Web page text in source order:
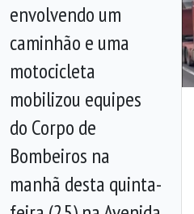
envolvendo um
caminhão e uma
motocicleta
mobilizou equipes
do Corpo de
Bombeiros na
manhã desta quinta-